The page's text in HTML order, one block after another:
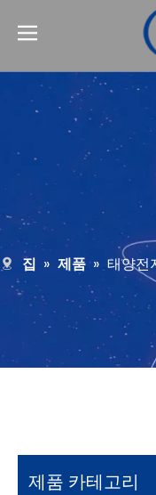
집 » 제품 » 태양전
제품 카테고리